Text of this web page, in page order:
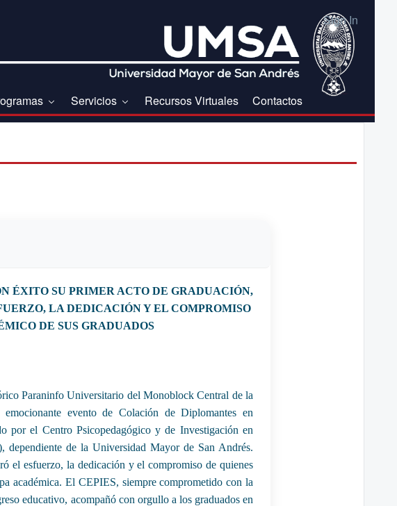
Sign In
Servicios Recursos Virtuales Contactos
ÉXITO SU PRIMER ACTO DE GRADUACIÓN,
LA DEDICACIÓN Y EL COMPROMISO
DE SUS GRADUADOS
Paraninfo Universitario del Monoblock Central de la
evento de Colación de Diplomantes en
por el Centro Psicopedagógico y de Investigación en
dependiente de la Universidad Mayor de San Andrés.
el esfuerzo, la dedicación y el compromiso de quienes
académica. El CEPIES, siempre comprometido con la
educativo, acompañó con orgullo a los graduados en